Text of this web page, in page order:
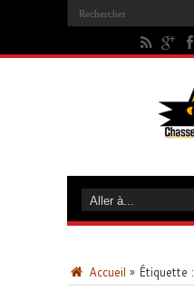
Accueil » Étiquette :